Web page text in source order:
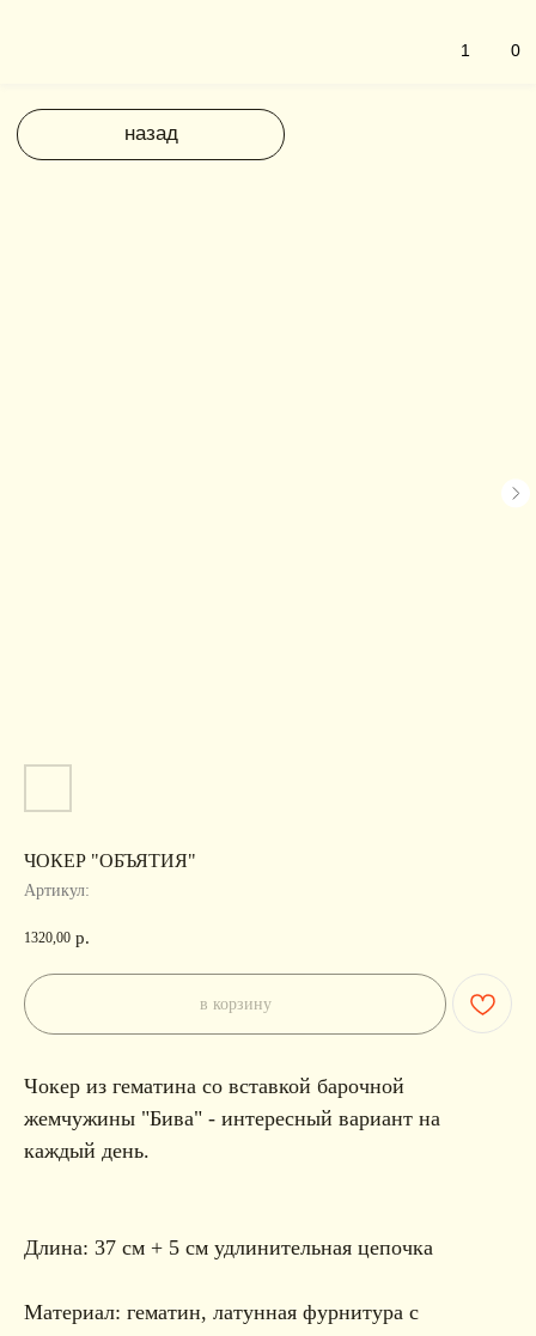
ЧОКЕР "ОБЪЯТИЯ"
Артикул:
1320,00 р.
в корзину
Чокер из гематина со вставкой барочной
жемчужины "Бива" - интересный вариант на
каждый день.
Длина: 37 см + 5 см удлинительная цепочка
Материал: гематин, латунная фурнитура с